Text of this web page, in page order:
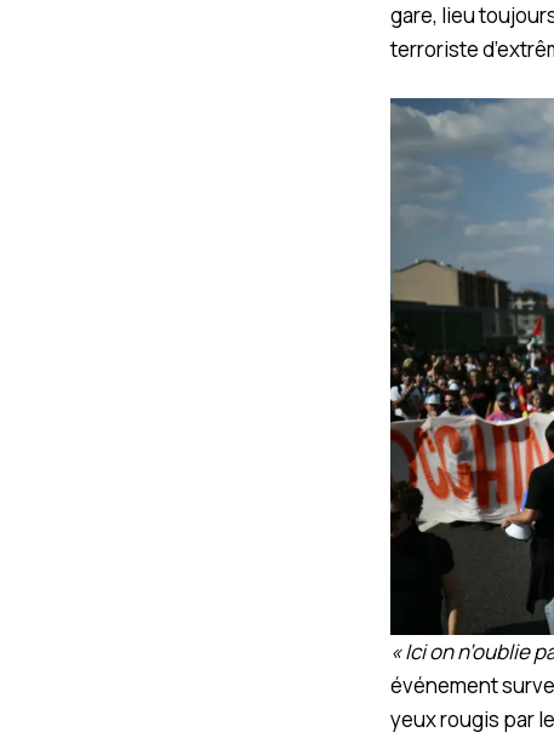
gare, lieu
terroriste
« Ici on n’oublie
événement
yeux rougis par